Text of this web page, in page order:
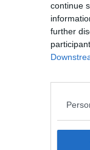
continue
further